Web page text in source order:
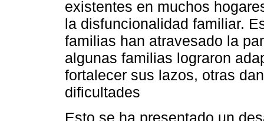
existentes en muchos
la disfuncionalidad familiar.
familias han atravesado la
algunas familias lograron
fortalecer sus lazos, otras
dificultades
Esto se ha presentado un